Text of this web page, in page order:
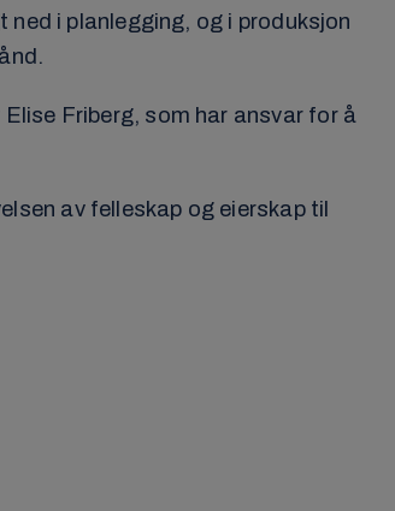
i planlegging, og i produksjon
Friberg, som har ansvar for å
av felleskap og eierskap til